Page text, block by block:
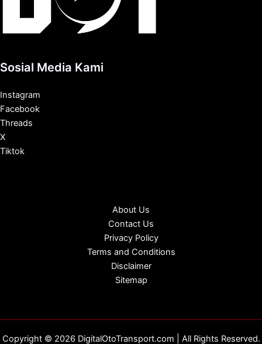
Sosial Media Kami
Instagram
Facebook
Threads
X
Tiktok
About Us
Contact Us
Privacy Policy
Terms and Conditions
Disclaimer
Sitemap
Copyright © 2026 DigitalOtoTransport.com | All Rights Reserved.